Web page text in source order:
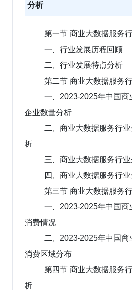
分析
第一节 商业大数据服务
一、行业发展历程回顾
二、行业发展特点分析
第二节 商业大数据服务
一、2023-2025年中国商
企业数量分析
二、商业大数据服务行
析
三、商业大数据服务行
四、商业大数据服务行
第三节 商业大数据服务
一、2023-2025年中国商
消费情况
二、2023-2025年中国商
消费区域分布
第四节 商业大数据服务
析